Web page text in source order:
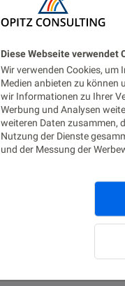
Diese Webseite verwendet
Wir verwenden Cookies, um
Medien anbieten zu können
wir Informationen zu Ihrer
Werbung und Analysen
weiteren Daten zusammen,
Nutzung der Dienste
und der Messung der